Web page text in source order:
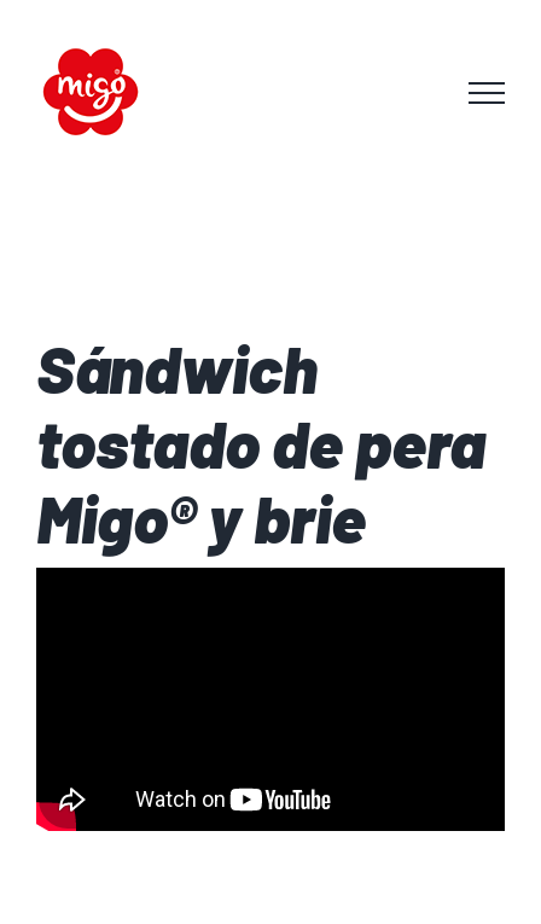
content
Sándwich
tostado de pera
Migo® y brie